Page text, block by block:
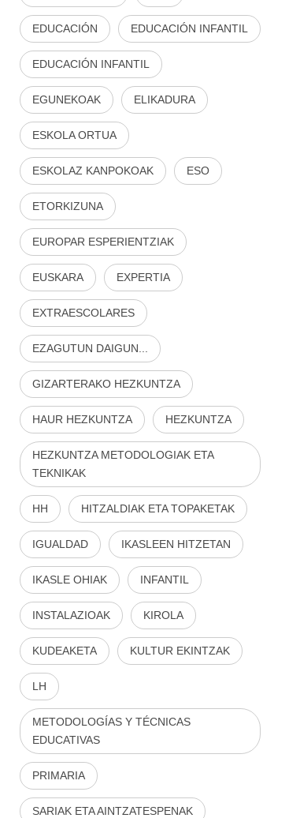
EDUCACIÓN EDUCACIÓN INFANTIL
EDUCACIÓN INFANTIL
EGUNEKOAK ELIKADURA
ESKOLA ORTUA
ESKOLAZ KANPOKOAK ESO
ETORKIZUNA
EUROPAR ESPERIENTZIAK
EUSKARA EXPERTIA
EXTRAESCOLARES
EZAGUTUN DAIGUN...
GIZARTERAKO HEZKUNTZA
HAUR HEZKUNTZA HEZKUNTZA
HEZKUNTZA METODOLOGIAK ETA
TEKNIKAK
HH HITZALDIAK ETA TOPAKETAK
IGUALDAD IKASLEEN HITZETAN
IKASLE OHIAK INFANTIL
INSTALAZIOAK KIROLA
KUDEAKETA KULTUR EKINTZAK
LH
METODOLOGÍAS Y TÉCNICAS
EDUCATIVAS
PRIMARIA
SARIAK ETA AINTZATESPENAK